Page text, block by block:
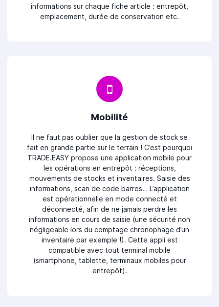
informations sur chaque fiche article : entrepôt,
emplacement, durée de conservation etc.
Mobilité
Il ne faut pas oublier que la gestion de stock se
fait en grande partie sur le terrain ! C’est pourquoi
TRADE.EASY propose une application mobile pour
les opérations en entrepôt : réceptions,
mouvements de stocks et inventaires. Saisie des
informations, scan de code barres… L’application
est opérationnelle en mode connecté et
déconnecté, afin de ne jamais perdre les
informations en cours de saisie (une sécurité non
négligeable lors du comptage chronophage d’un
inventaire par exemple !). Cette appli est
compatible avec tout terminal mobile
(smartphone, tablette, terminaux mobiles pour
entrepôt).